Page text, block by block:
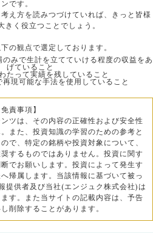
ンです。
え方を読みつづけていれば、きっと皆様
きく役立つことでしょう。
の観点で選定しております。
みで生計を立てていける程度の収益をあ
げていること
たって実績を残していること
現可能な手法を使用していること
免責事項】
ツは、その内容の正確性および安全性
また、投資知識の学習のための参考と
で、特定の銘柄や投資対象について、
するものではありません。投資に関す
でお願いします。投資によって発生す
帰属します。当該情報に基づいて被っ
提供者及び当社(エンジュク株式会社)は
す。また当サイトの記載内容は、予告
削除することがあります。